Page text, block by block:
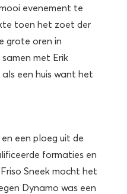
evenement te
toen het zoet der
grote oren in
met Erik
een huis want het
een ploeg uit de
formaties en
Sneek mocht het
Dynamo was een